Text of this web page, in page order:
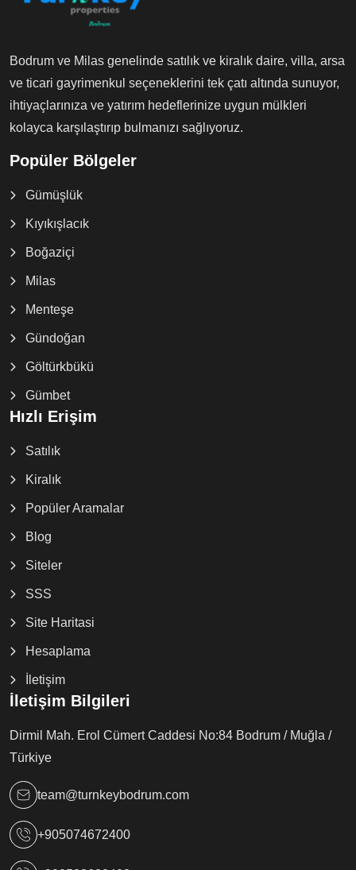
Bodrum ve Milas genelinde satılık ve kiralık daire, villa, arsa
ve ticari gayrimenkul seçeneklerini tek çatı altında sunuyor,
ihtiyaçlarınıza ve yatırım hedeflerinize uygun mülkleri
kolayca karşılaştırıp bulmanızı sağlıyoruz.
Popüler Bölgeler
Gümüşlük
Kıyıkışlacık
Boğaziçi
Milas
Menteşe
Gündoğan
Göltürkbükü
Gümbet
Hızlı Erişim
Satılık
Kiralık
Popüler Aramalar
Blog
Siteler
SSS
Site Haritasi
Hesaplama
İletişim
İletişim Bilgileri
Dirmil Mah. Erol Cümert Caddesi No:84 Bodrum / Muğla /
Türkiye
team@turnkeybodrum.com
+905074672400